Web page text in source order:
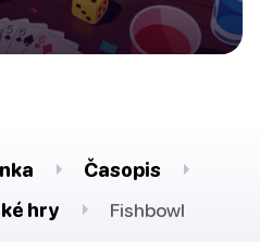
Časopis
hry
Fishbowl